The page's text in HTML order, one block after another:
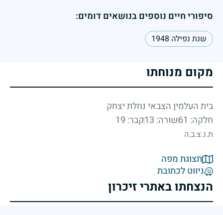
סיפורי חיים נוספים בנושאים דומים:
שנת נפילה 1948
מקום מנוחתו
בית העלמין הצבאי נחלת יצחק
חלקה: 61
שורה: 13 קבר: 19
ת.נ.צ.ב.ה
תצוגת מפה
ניווט לכתובת
הנצחתו באתרי זיכרון